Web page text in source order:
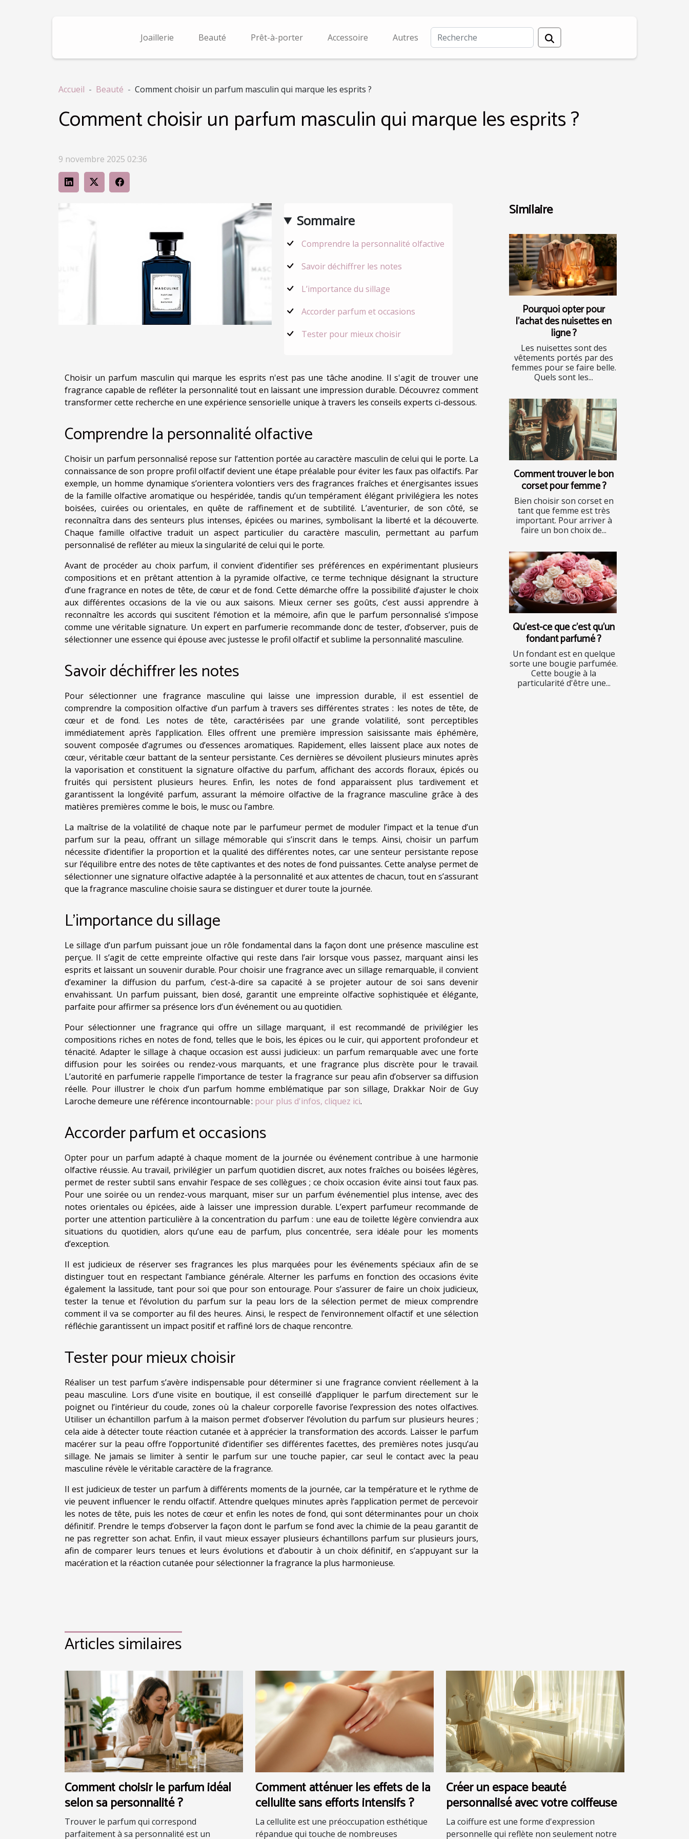
Joaillerie Beauté Prêt-à-porter Accessoire Autres
Accueil Beauté Comment choisir un parfum masculin qui marque les esprits ?
Comment choisir un parfum masculin qui marque les esprits ?
9 novembre 2025 02:36
Sommaire
Comprendre la personnalité olfactive
Savoir déchiffrer les notes
L’importance du sillage
Accorder parfum et occasions
Tester pour mieux choisir
Choisir un parfum masculin qui marque les esprits n'est pas une tâche anodine. Il s'agit de trouver une
fragrance capable de refléter la personnalité tout en laissant une impression durable. Découvrez comment
transformer cette recherche en une expérience sensorielle unique à travers les conseils experts ci-dessous.
Comprendre la personnalité olfactive
Choisir un parfum personnalisé repose sur l’attention portée au caractère masculin de celui qui le porte. La
connaissance de son propre profil olfactif devient une étape préalable pour éviter les faux pas olfactifs. Par
exemple, un homme dynamique s’orientera volontiers vers des fragrances fraîches et énergisantes issues
de la famille olfactive aromatique ou hespéridée, tandis qu’un tempérament élégant privilégiera les notes
boisées, cuirées ou orientales, en quête de raffinement et de subtilité. L’aventurier, de son côté, se
reconnaîtra dans des senteurs plus intenses, épicées ou marines, symbolisant la liberté et la découverte.
Chaque famille olfactive traduit un aspect particulier du caractère masculin, permettant au parfum
personnalisé de refléter au mieux la singularité de celui qui le porte.
Avant de procéder au choix parfum, il convient d’identifier ses préférences en expérimentant plusieurs
compositions et en prêtant attention à la pyramide olfactive, ce terme technique désignant la structure
d’une fragrance en notes de tête, de cœur et de fond. Cette démarche offre la possibilité d’ajuster le choix
aux différentes occasions de la vie ou aux saisons. Mieux cerner ses goûts, c’est aussi apprendre à
reconnaître les accords qui suscitent l’émotion et la mémoire, afin que le parfum personnalisé s’impose
comme une véritable signature. Un expert en parfumerie recommande donc de tester, d’observer, puis de
sélectionner une essence qui épouse avec justesse le profil olfactif et sublime la personnalité masculine.
Savoir déchiffrer les notes
Pour sélectionner une fragrance masculine qui laisse une impression durable, il est essentiel de
comprendre la composition olfactive d’un parfum à travers ses différentes strates : les notes de tête, de
cœur et de fond. Les notes de tête, caractérisées par une grande volatilité, sont perceptibles
immédiatement après l’application. Elles offrent une première impression saisissante mais éphémère,
souvent composée d’agrumes ou d’essences aromatiques. Rapidement, elles laissent place aux notes de
cœur, véritable cœur battant de la senteur persistante. Ces dernières se dévoilent plusieurs minutes après
la vaporisation et constituent la signature olfactive du parfum, affichant des accords floraux, épicés ou
fruités qui persistent plusieurs heures. Enfin, les notes de fond apparaissent plus tardivement et
garantissent la longévité parfum, assurant la mémoire olfactive de la fragrance masculine grâce à des
matières premières comme le bois, le musc ou l’ambre.
La maîtrise de la volatilité de chaque note par le parfumeur permet de moduler l’impact et la tenue d’un
parfum sur la peau, offrant un sillage mémorable qui s’inscrit dans le temps. Ainsi, choisir un parfum
nécessite d’identifier la proportion et la qualité des différentes notes, car une senteur persistante repose
sur l’équilibre entre des notes de tête captivantes et des notes de fond puissantes. Cette analyse permet de
sélectionner une signature olfactive adaptée à la personnalité et aux attentes de chacun, tout en s’assurant
que la fragrance masculine choisie saura se distinguer et durer toute la journée.
L’importance du sillage
Le sillage d’un parfum puissant joue un rôle fondamental dans la façon dont une présence masculine est
perçue. Il s’agit de cette empreinte olfactive qui reste dans l’air lorsque vous passez, marquant ainsi les
esprits et laissant un souvenir durable. Pour choisir une fragrance avec un sillage remarquable, il convient
d’examiner la diffusion du parfum, c’est-à-dire sa capacité à se projeter autour de soi sans devenir
envahissant. Un parfum puissant, bien dosé, garantit une empreinte olfactive sophistiquée et élégante,
parfaite pour affirmer sa présence lors d’un événement ou au quotidien.
Pour sélectionner une fragrance qui offre un sillage marquant, il est recommandé de privilégier les
compositions riches en notes de fond, telles que le bois, les épices ou le cuir, qui apportent profondeur et
ténacité. Adapter le sillage à chaque occasion est aussi judicieux : un parfum remarquable avec une forte
diffusion pour les soirées ou rendez-vous marquants, et une fragrance plus discrète pour le travail.
L’autorité en parfumerie rappelle l’importance de tester la fragrance sur peau afin d’observer sa diffusion
réelle. Pour illustrer le choix d’un parfum homme emblématique par son sillage, Drakkar Noir de Guy
Laroche demeure une référence incontournable : pour plus d'infos, cliquez ici.
Accorder parfum et occasions
Opter pour un parfum adapté à chaque moment de la journée ou événement contribue à une harmonie
olfactive réussie. Au travail, privilégier un parfum quotidien discret, aux notes fraîches ou boisées légères,
permet de rester subtil sans envahir l’espace de ses collègues ; ce choix occasion évite ainsi tout faux pas.
Pour une soirée ou un rendez-vous marquant, miser sur un parfum événementiel plus intense, avec des
notes orientales ou épicées, aide à laisser une impression durable. L’expert parfumeur recommande de
porter une attention particulière à la concentration du parfum : une eau de toilette légère conviendra aux
situations du quotidien, alors qu’une eau de parfum, plus concentrée, sera idéale pour les moments
d’exception.
Il est judicieux de réserver ses fragrances les plus marquées pour les événements spéciaux afin de se
distinguer tout en respectant l’ambiance générale. Alterner les parfums en fonction des occasions évite
également la lassitude, tant pour soi que pour son entourage. Pour s’assurer de faire un choix judicieux,
tester la tenue et l’évolution du parfum sur la peau lors de la sélection permet de mieux comprendre
comment il va se comporter au fil des heures. Ainsi, le respect de l’environnement olfactif et une sélection
réfléchie garantissent un impact positif et raffiné lors de chaque rencontre.
Tester pour mieux choisir
Réaliser un test parfum s’avère indispensable pour déterminer si une fragrance convient réellement à la
peau masculine. Lors d’une visite en boutique, il est conseillé d’appliquer le parfum directement sur le
poignet ou l’intérieur du coude, zones où la chaleur corporelle favorise l’expression des notes olfactives.
Utiliser un échantillon parfum à la maison permet d’observer l’évolution du parfum sur plusieurs heures ;
cela aide à détecter toute réaction cutanée et à apprécier la transformation des accords. Laisser le parfum
macérer sur la peau offre l’opportunité d’identifier ses différentes facettes, des premières notes jusqu’au
sillage. Ne jamais se limiter à sentir le parfum sur une touche papier, car seul le contact avec la peau
masculine révèle le véritable caractère de la fragrance.
Il est judicieux de tester un parfum à différents moments de la journée, car la température et le rythme de
vie peuvent influencer le rendu olfactif. Attendre quelques minutes après l’application permet de percevoir
les notes de tête, puis les notes de cœur et enfin les notes de fond, qui sont déterminantes pour un choix
définitif. Prendre le temps d’observer la façon dont le parfum se fond avec la chimie de la peau garantit de
ne pas regretter son achat. Enfin, il vaut mieux essayer plusieurs échantillons parfum sur plusieurs jours,
afin de comparer leurs tenues et leurs évolutions et d’aboutir à un choix définitif, en s’appuyant sur la
macération et la réaction cutanée pour sélectionner la fragrance la plus harmonieuse.
Similaire
Pourquoi opter pour
l’achat des nuisettes en
ligne ?
Les nuisettes sont des
vêtements portés par des
femmes pour se faire belle.
Quels sont les...
Comment trouver le bon
corset pour femme ?
Bien choisir son corset en
tant que femme est très
important. Pour arriver à
faire un bon choix de...
Qu'est-ce que c'est qu'un
fondant parfumé ?
Un fondant est en quelque
sorte une bougie parfumée.
Cette bougie à la
particularité d'être une...
Articles similaires
Comment choisir le parfum idéal
selon sa personnalité ?
Trouver le parfum qui correspond
parfaitement à sa personnalité est un
Comment atténuer les effets de la
cellulite sans efforts intensifs ?
La cellulite est une préoccupation esthétique
répandue qui touche de nombreuses
Créer un espace beauté
personnalisé avec votre coiffeuse
La coiffure est une forme d'expression
personnelle qui reflète non seulement notre